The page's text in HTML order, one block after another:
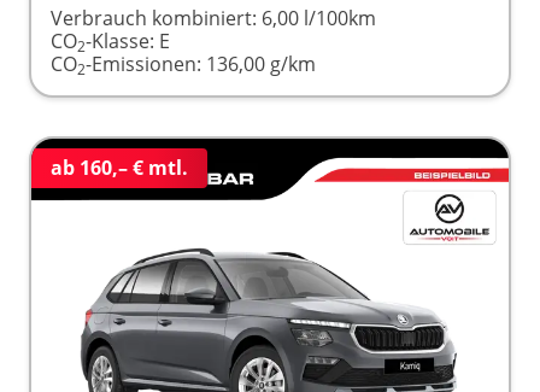
Verbrauch kombiniert: 6,00 l/100km
CO2-Klasse: E
CO2-Emissionen: 136,00 g/km
ab 160,– € mtl.